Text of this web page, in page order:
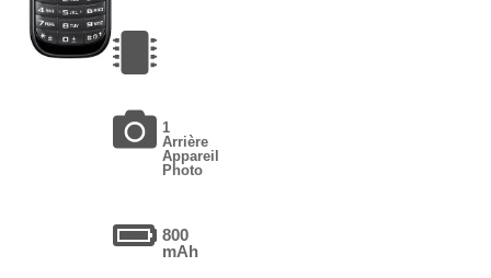
1
Arrière
Appareil
Photo
800
mAh